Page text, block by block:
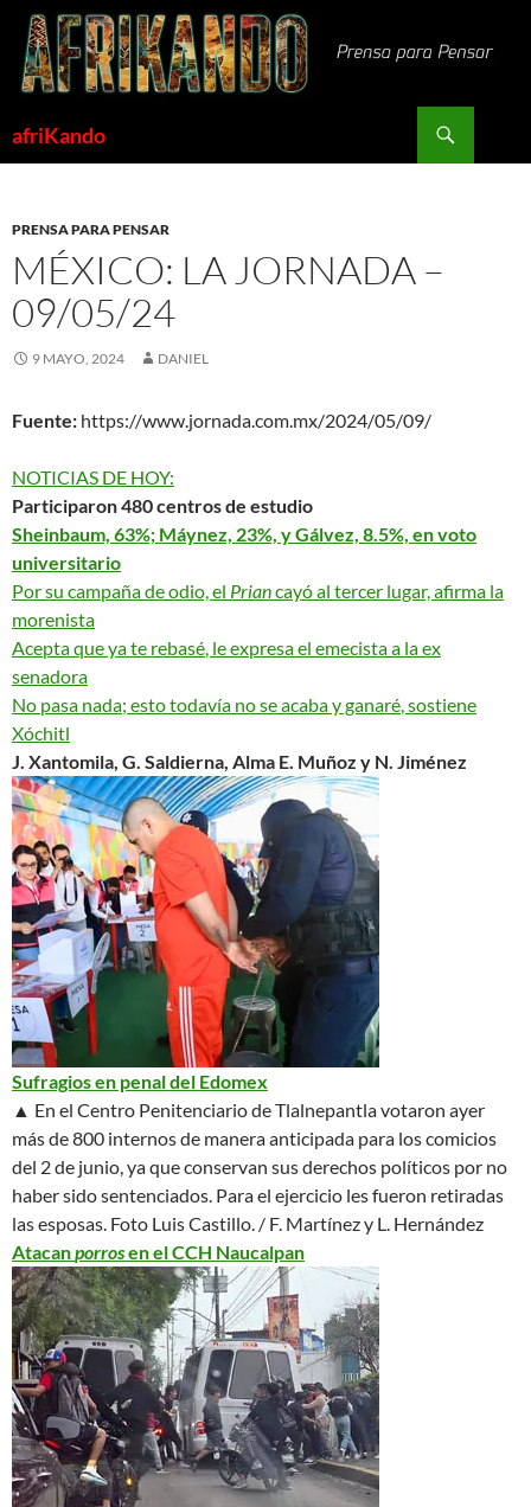
Saltar
contenido
afriKando
PRENSA PARA PENSAR
MÉXICO: LA JORNADA –
09/05/24
9 MAYO, 2024 DANIEL
Fuente: https://www.jornada.com.mx/2024/05/09/
NOTICIAS DE HOY:
Participaron 480 centros de estudio
Sheinbaum, 63%; Máynez, 23%, y Gálvez, 8.5%, en voto
universitario
Por su campaña de odio, el Priancayó al tercer lugar, afirma la
morenista
Acepta que ya te rebasé, le expresa el emecista a la ex
senadora
No pasa nada; esto todavía no se acaba y ganaré, sostiene
Xóchitl
J. Xantomila, G. Saldierna, Alma E. Muñoz y N. Jiménez
Sufragios en penal del Edomex
▲ En el Centro Penitenciario de Tlalnepantla votaron ayer
más de 800 internos de manera anticipada para los comicios
del 2 de junio, ya que conservan sus derechos políticos por no
haber sido sentenciados. Para el ejercicio les fueron retiradas
las esposas. Foto Luis Castillo. / F. Martínez y L. Hernández
Atacanporrosen el CCH Naucalpan